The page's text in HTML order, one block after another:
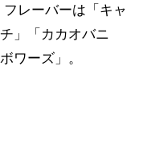
レーバーは「キャ
」「カカオバニ
ワーズ」。